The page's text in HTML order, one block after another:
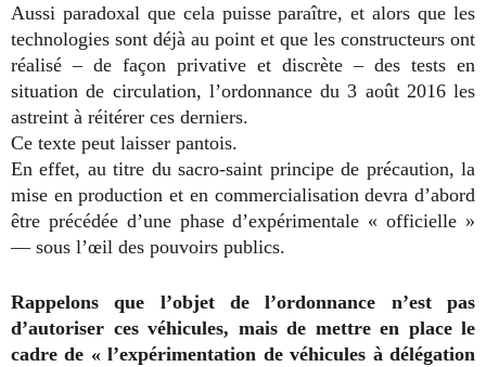
Aussi paradoxal que cela puisse paraître, et alors que les
technologies sont déjà au point et que les constructeurs ont
réalisé – de façon privative et discrète – des tests en
situation de circulation, l’ordonnance du 3 août 2016 les
astreint à réitérer ces derniers.
Ce texte peut laisser pantois.
En effet, au titre du sacro-saint principe de précaution, la
mise en production et en commercialisation devra d’abord
être précédée d’une phase d’expérimentale « officielle »
— sous l’œil des pouvoirs publics.
Rappelons que l’objet de l’ordonnance n’est pas
d’autoriser ces véhicules, mais de mettre en place le
cadre de « l’expérimentation de véhicules à délégation